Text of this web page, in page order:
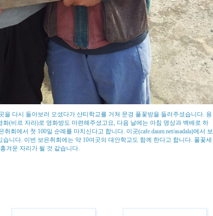
을 다시 돌아보러 오셨다가 샨티학교를 거쳐 문경 풀꽃방을 들러주셨습니다. 용
(비르 자라)로 영화방도 마련해주셨고요, 다음 날에는 아침 명상과 백배로 하
회에서 첫 100일 순례를 마치신다고 합니다. 이곳(cafe.daum.net/asadala)에서 보
니다. 이번 보은취회에는 약 10여곳의 대안학교도 함께 한다고 합니다. 풀꽃세
겨운 자리가 될 것 같습니다.